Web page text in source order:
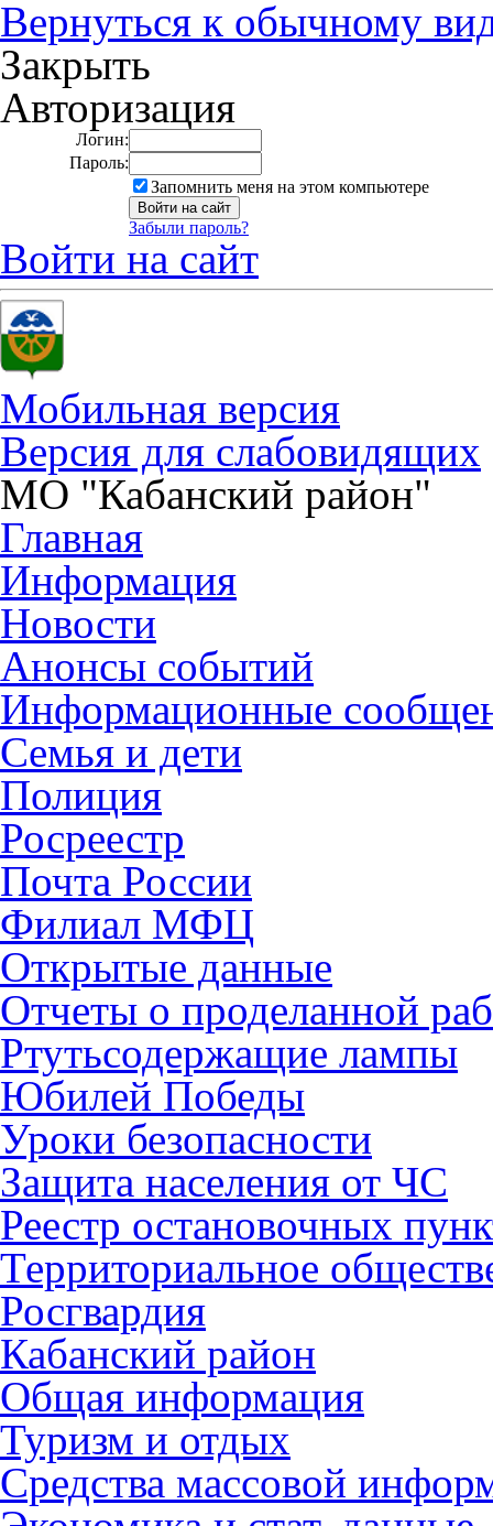
Вернуться к обычному
Закрыть
Авторизация
Логин:
Пароль:
Запомнить меня на этом компьютере
Забыли пароль?
Войти на сайт
Мобильная версия
Версия для слабовидящих
МО "Кабанский район"
Главная
Информация
Новости
Анонсы событий
Информационные
Семья и дети
Полиция
Росреестр
Почта России
Филиал МФЦ
Открытые данные
Отчеты о проделанной
Ртутьсодержащие лампы
Юбилей Победы
Уроки безопасности
Защита населения от ЧС
Реестр остановочных
Территориальное
Росгвардия
Кабанский район
Общая информация
Туризм и отдых
Средства массовой